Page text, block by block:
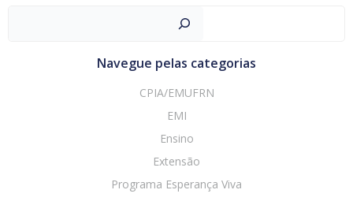
navigation
Pesquisar
Navegue pelas categorias
CPIA/EMUFRN
EMI
Ensino
Extensão
Programa Esperança Viva